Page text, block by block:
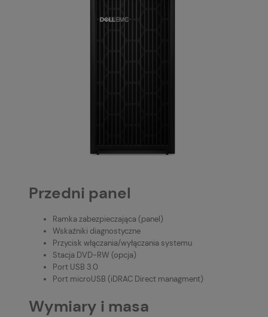
Przedni panel
Ramka zabezpieczająca (panel)
Wskaźniki diagnostyczne
Przycisk włączania/wyłączania systemu
Stacja DVD-RW (opcja)
Port USB 3.0
Port microUSB (iDRAC Direct managment)
Wymiary i masa